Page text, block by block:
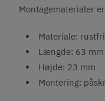
Montagematerialer
Materiale:
Længde: 63 mm
Højde: 23 mm
Montering: